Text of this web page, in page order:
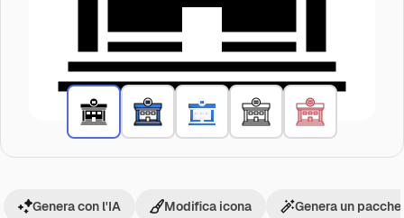
Genera con l'IA Modifica icona Genera un